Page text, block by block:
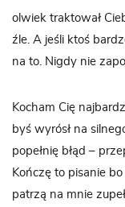
olwiek traktował
źle. A jeśli ktoś
na to. Nigdy nie
Kocham Cię
byś wyrósł na
popełnię błąd –
Kończę to pisanie
patrzą na mnie